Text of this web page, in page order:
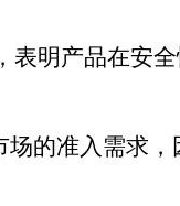
设计天然贴近国内监
表明其在电磁兼容、